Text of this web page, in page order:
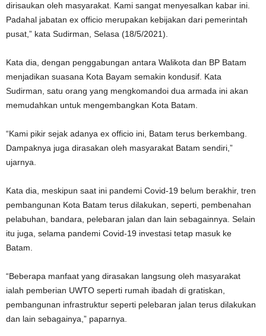
dirisaukan oleh masyarakat. Kami sangat menyesalkan kabar ini.
Padahal jabatan ex officio merupakan kebijakan dari pemerintah
pusat,” kata Sudirman, Selasa (18/5/2021).
Kata dia, dengan penggabungan antara Walikota dan BP Batam
menjadikan suasana Kota Bayam semakin kondusif. Kata
Sudirman, satu orang yang mengkomandoi dua armada ini akan
memudahkan untuk mengembangkan Kota Batam.
“Kami pikir sejak adanya ex officio ini, Batam terus berkembang.
Dampaknya juga dirasakan oleh masyarakat Batam sendiri,”
ujarnya.
Kata dia, meskipun saat ini pandemi Covid-19 belum berakhir, tren
pembangunan Kota Batam terus dilakukan, seperti, pembenahan
pelabuhan, bandara, pelebaran jalan dan lain sebagainnya. Selain
itu juga, selama pandemi Covid-19 investasi tetap masuk ke
Batam.
“Beberapa manfaat yang dirasakan langsung oleh masyarakat
ialah pemberian UWTO seperti rumah ibadah di gratiskan,
pembangunan infrastruktur seperti pelebaran jalan terus dilakukan
dan lain sebagainya,” paparnya.